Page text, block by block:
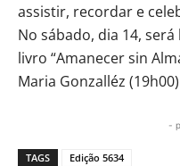
assistir, recordar e
No sábado, dia 14,
livro “Amanecer sin
Maria Gonzalléz
-
TAGS Edição 5634